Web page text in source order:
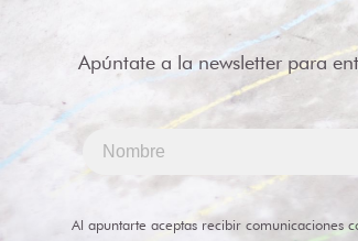
Apúntate a la newsletter para
Al apuntarte aceptas recibir comunicaciones